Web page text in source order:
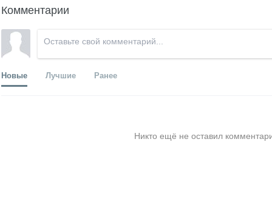
Комментарии
Новые Лучшие Ранее
Никто ещё не оставил